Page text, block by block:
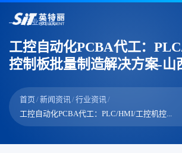
行业资讯
工控自动化PCBA代工：
控制板批量制造解决方案-山
首页 /新闻资讯 /行业资讯 /
工控自动化PCBA代工：PLC/HMI/工控机控...